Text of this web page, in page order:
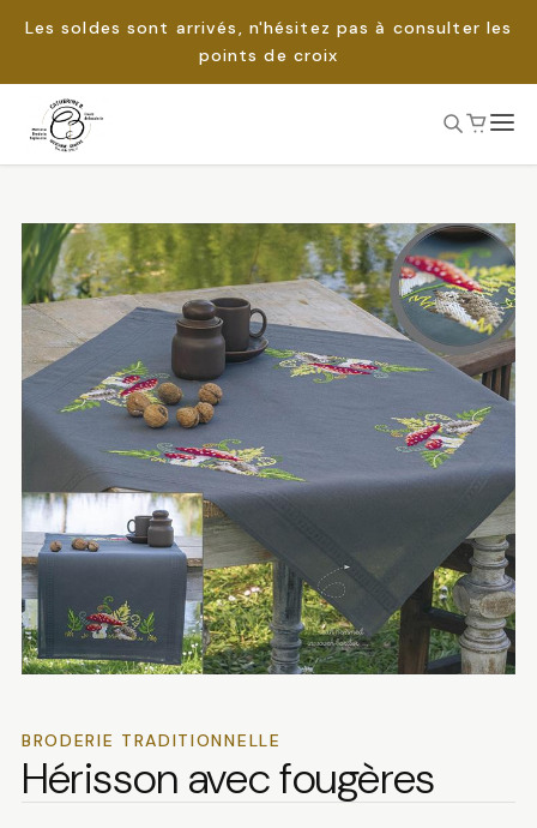
Les soldes sont arrivés, n'hésitez pas à consulter les
points de croix
Passer
BRODERIE TRADITIONNELLE
Hérisson avec fougères